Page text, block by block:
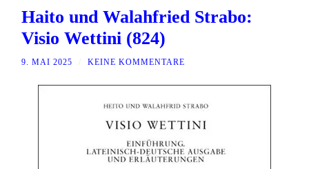
Haito und Walahfried Strabo:
Visio Wettini (824)
9. MAI 2025 KEINE KOMMENTARE